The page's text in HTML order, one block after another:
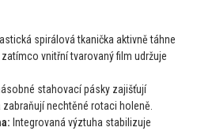
spirálová tkanička aktivně táhne
vnitřní tvarovaný film udržuje
stahovací pásky zajišťují
nechtěné rotaci holeně.
Integrovaná výztuha stabilizuje